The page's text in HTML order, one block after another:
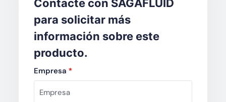
Contacte con SAGAFLUID
para solicitar más
información sobre este
producto.
Empresa *